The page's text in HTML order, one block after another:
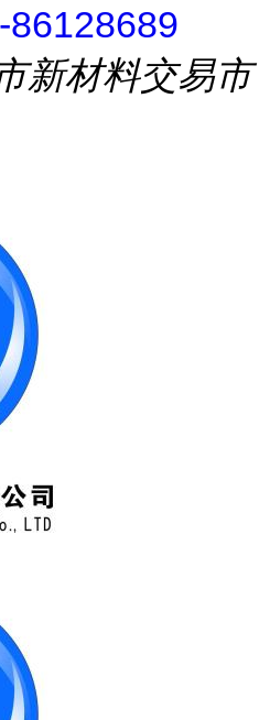
86128689
新材料交易市